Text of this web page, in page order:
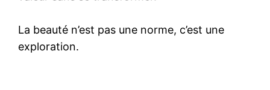
La beauté n’est pas une norme, c’est une
exploration.